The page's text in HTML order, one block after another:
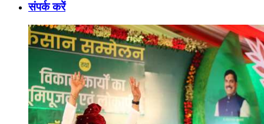
संपर्क करें